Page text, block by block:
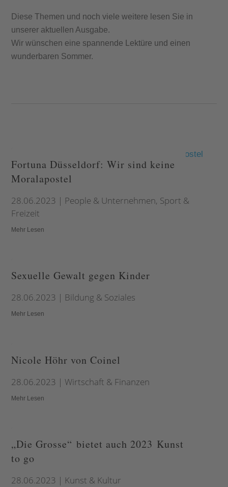
Diese Themen und noch viele weitere lesen Sie in
unserer aktuellen Ausgabe.
Wir wünschen eine spannende Lektüre und einen
wunderbaren Sommer.
Fortuna Düsseldorf: Wir sind keine
Moralapostel
28.06.2023 | People & Unternehmen, Sport &
Freizeit
Mehr Lesen
Sexuelle Gewalt gegen Kinder
28.06.2023 | Bildung & Soziales
Mehr Lesen
Nicole Höhr von Coinel
28.06.2023 |Wirtschaft & Finanzen
Mehr Lesen
„Die Grosse“ bietet auch 2023 Kunst
to go
28.06.2023 | Kunst & Kultur